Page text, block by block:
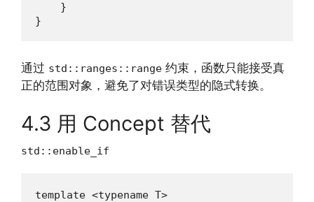
    }
}
通过 std::ranges::range 约束，函数只能接受真
正的范围对象，避免了对错误类型的隐式转换。
4.3 用 Concept 替代
std::enable_if
template <typename T>